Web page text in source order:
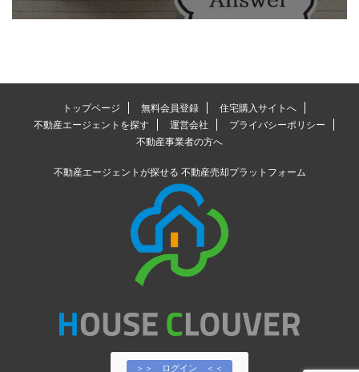
トップページ 無料会員登録
住宅購入サイトへ
不動産エージェントを探す
運営会社
プライバシーポリシー
不動産事業者の方へ
不動産エージェントが探せる 不動産売却プラットフォーム
＞＞ ログイン ＜＜